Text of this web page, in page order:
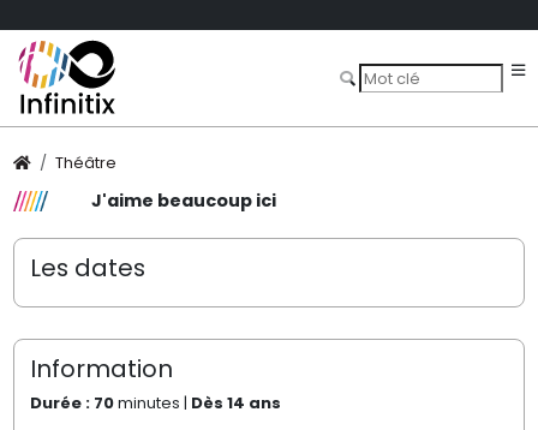
Théâtre
J'aime beaucoup ici
Les dates
Information
Durée : 70minutes | Dès 14 ans